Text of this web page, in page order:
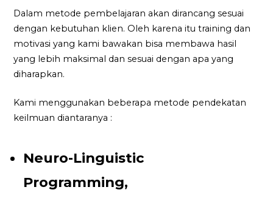
Dalam metode pembelajaran akan dirancang sesuai
dengan kebutuhan klien. Oleh karena itu training dan
motivasi yang kami bawakan bisa membawa hasil
yang lebih maksimal dan sesuai dengan apa yang
diharapkan.
Kami menggunakan beberapa metode pendekatan
keilmuan diantaranya :
Neuro-Linguistic
Programming,